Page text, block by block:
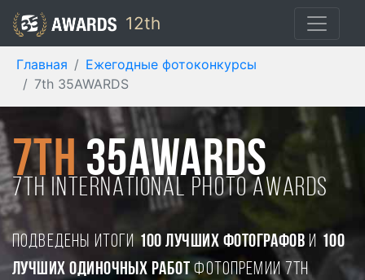
12th
Главная
Ежегодные фотоконкурсы
7th 35AWARDS
7th35AWARDS
7TH international photo awards
Подведены итоги100 лучших фотографов и 100
лучших одиночных работфотопремии 7TH